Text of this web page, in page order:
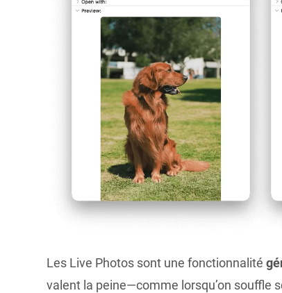
Les Live Photos sont une fonctionnalité
valent la peine—comme lorsqu’on souffle